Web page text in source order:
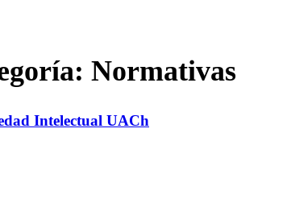
Normativas
Intelectual UACh